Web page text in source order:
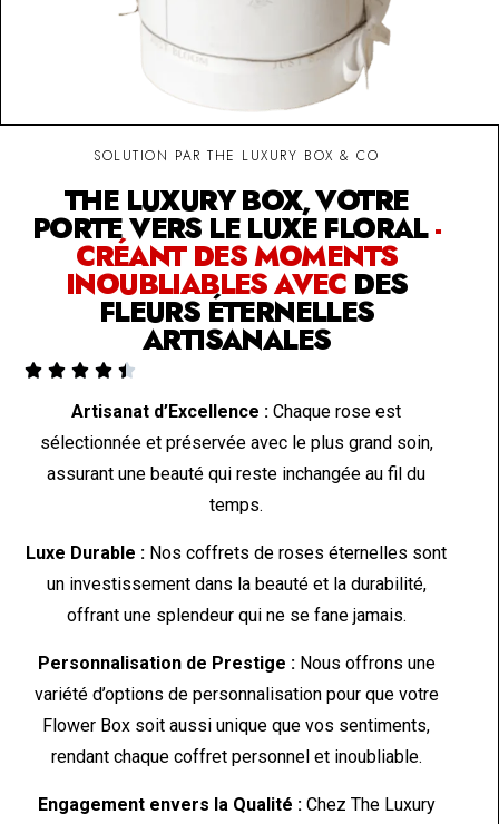
SOLUTION PAR THE LUXURY BOX & CO
THE LUXURY BOX, VOTRE
PORTE VERS LE LUXE FLORAL-
CRÉANT DES MOMENTS
INOUBLIABLES AVEC DES
FLEURS ÉTERNELLES
ARTISANALES
    
Artisanat d’Excellence : Chaque rose est
sélectionnée et préservée avec le plus grand soin,
assurant une beauté qui reste inchangée au fil du
temps.
Luxe Durable : Nos coffrets de roses éternelles sont
un investissement dans la beauté et la durabilité,
offrant une splendeur qui ne se fane jamais.
Personnalisation de Prestige :Nous offrons une
variété d’options de personnalisation pour que votre
Flower Box soit aussi unique que vos sentiments,
rendant chaque coffret personnel et inoubliable.
Engagement envers la Qualité :Chez The Luxury